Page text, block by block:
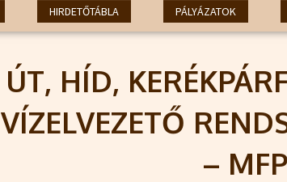
HIRDETŐTÁBLA PÁLYÁZATOK
ÚT, HÍD,
VÍZELVEZETŐ
–